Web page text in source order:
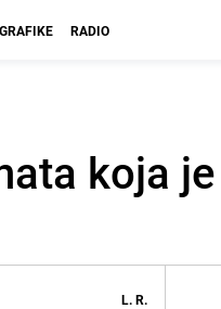
RADIO
koja je
L. R.